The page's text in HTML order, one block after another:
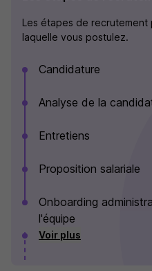
Les étapes de
laquelle vous postulez.
Candidature
Analyse de la
Entretiens
Proposition salariale
Onboarding
l'équipe
Voir plus